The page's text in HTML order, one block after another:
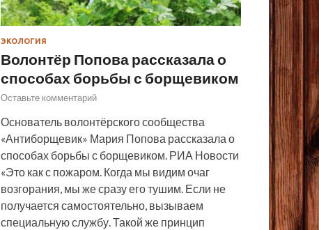
ЭКОЛОГИЯ
Волонтёр Попова рассказала о
способах борьбы с борщевиком
Оставьте комментарий
Основатель волонтёрского сообщества
«Антиборщевик» Мария Попова рассказала о
способах борьбы с борщевиком. РИА Новости
«Это как с пожаром. Когда мы видим очаг
возгорания, мы же сразу его тушим. Если не
получается самостоятельно, вызываем
специальную службу. Такой же принцип